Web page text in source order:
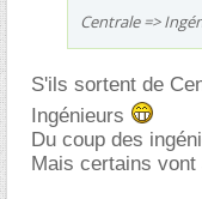
Centrale =>
S'ils sortent de
Ingénieurs
Du coup des
Mais certains